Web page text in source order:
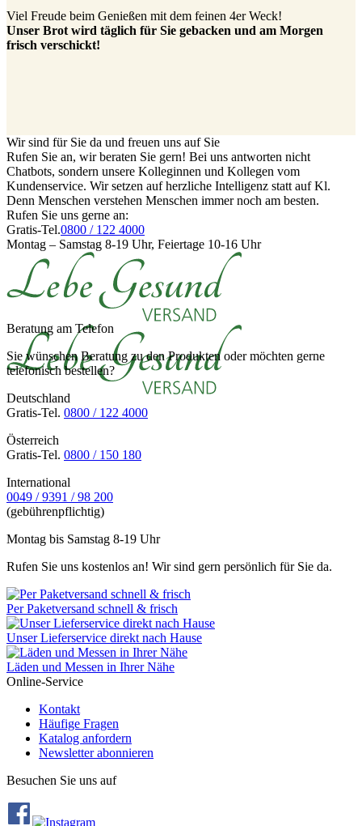
Viel Freude beim Genießen mit dem feinen 4er Weck!
Unser Brot wird täglich für Sie gebacken und am Morgen
frisch verschickt!
Wir sind für Sie da und freuen uns auf Sie
Rufen Sie an, wir beraten Sie gern! Bei uns antworten nicht
Chatbots, sondern unsere Kolleginnen und Kollegen vom
Kundenservice. Wir setzen auf herzliche Intelligenz statt auf Kl.
Denn Menschen verstehen Menschen immer noch am besten.
Rufen Sie uns gerne an:
Gratis-Tel.0800 / 122 4000
Montag – Samstag 8-19 Uhr, Feiertage 10-16 Uhr
Beratung am Telefon
Sie wünschen Beratung zu den Produkten oder möchten gerne
telefonisch bestellen?
Deutschland
Gratis-Tel. 0800 / 122 4000
Österreich
Gratis-Tel. 0800 / 150 180
International
0049 / 9391 / 98 200
(gebührenpflichtig)
Montag bis Samstag 8-19 Uhr
Rufen Sie uns kostenlos an! Wir sind gern persönlich für Sie da.
Per Paketversand schnell & frisch
Unser Lieferservice direkt nach Hause
Läden und Messen in Ihrer Nähe
Online-Service
Kontakt
Häufige Fragen
Katalog anfordern
Newsletter abonnieren
Besuchen Sie uns auf